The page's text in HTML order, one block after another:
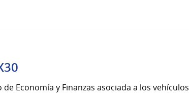
Economía y Finanzas asociada a los vehículos